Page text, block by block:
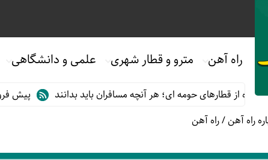
راه آهن مترو و قطار شهری علمی و دانشگاهی
حومه ای؛ هر آنچه مسافران باید بدانند پیش فروش بلیت
راه آهن/راه آهن